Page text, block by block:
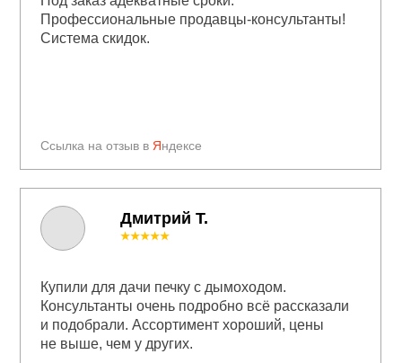
Ссылка на отзыв в Яндексе
Профессиональные продавцы-консультанты!
Система скидок.
★★★★★
Купили для дачи печку с дымоходом.
Консультанты очень подробно всё рассказали
и подобрали. Ассортимент хороший, цены
не выше, чем у других.
Дмитрий Т.